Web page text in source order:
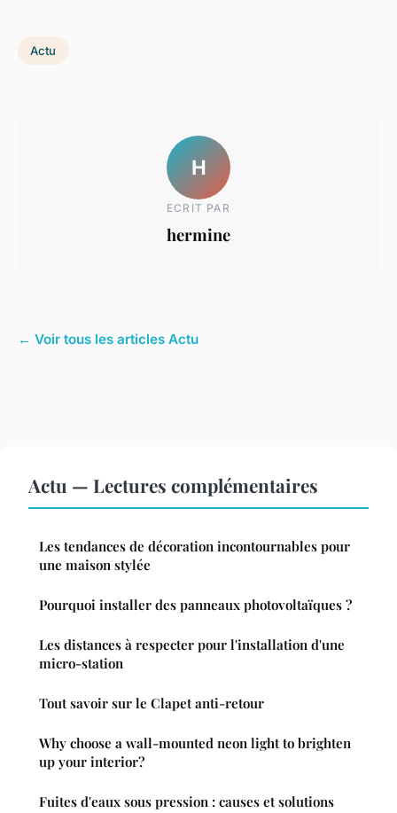
Actu
H
ECRIT PAR
hermine
← Voir tous les articles Actu
Actu — Lectures complémentaires
Les tendances de décoration incontournables pour
une maison stylée
Pourquoi installer des panneaux photovoltaïques ?
Les distances à respecter pour l'installation d'une
micro-station
Tout savoir sur le Clapet anti-retour
Why choose a wall-mounted neon light to brighten
up your interior?
Fuites d'eaux sous pression : causes et solutions